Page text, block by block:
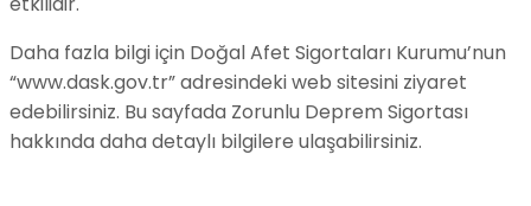
Daha fazla bilgi için Doğal Afet Sigortaları Kurumu’nun
“www.dask.gov.tr” adresindeki web sitesini ziyaret
edebilirsiniz. Bu sayfada Zorunlu Deprem Sigortası
hakkında daha detaylı bilgilere ulaşabilirsiniz.